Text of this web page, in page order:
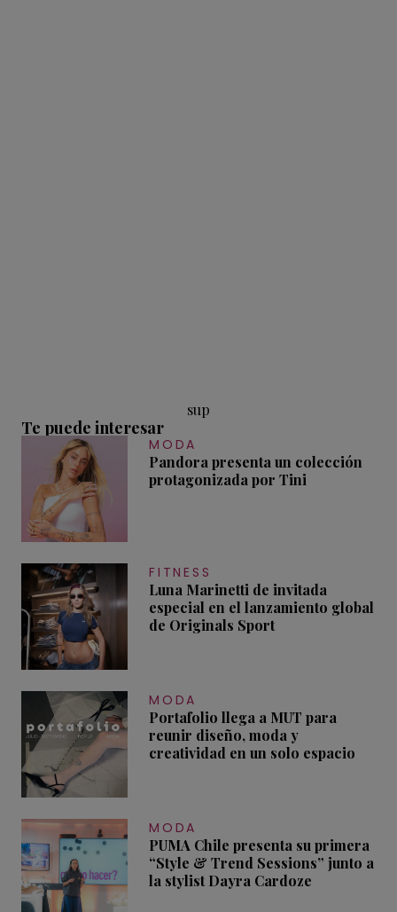
sup
Te puede interesar
MODA
Pandora presenta un colección
protagonizada por Tini
FITNESS
Luna Marinetti de invitada
especial en el lanzamiento global
de Originals Sport
MODA
Portafolio llega a MUT para
reunir diseño, moda y
creatividad en un solo espacio
MODA
PUMA Chile presenta su primera
“Style & Trend Sessions” junto a
la stylist Dayra Cardoze